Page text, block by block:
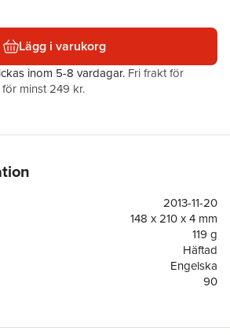
Lägg i varukorg
inom 5-8 vardagar. Fri frakt för
minst 249 kr.
2013-11-20
148 x 210 x 4 mm
119 g
Häftad
Engelska
90